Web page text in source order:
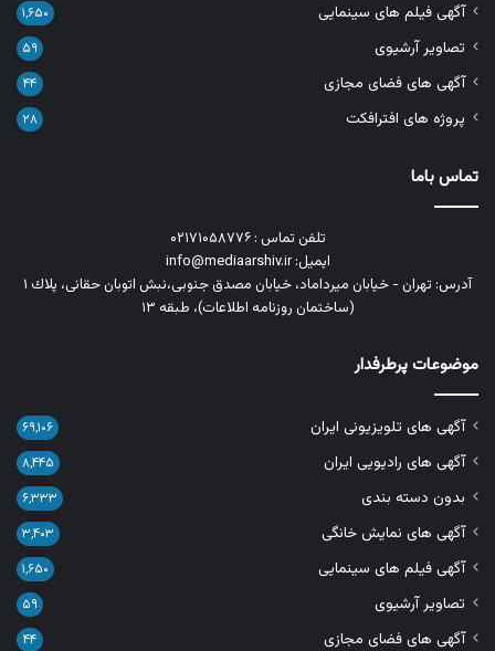
آگهی فیلم های سینمایی ۱,۶۵۰
تصاویر آرشیوی ۵۹
آگهی های فضای مجازی ۴۴
پروژه های افترافکت ۲۸
تماس باما
تلفن تماس : ۰۲۱۷۱۰۵۸۷۷۶
ایمیل: info@mediaarshiv.ir
آدرس: تهران - خیابان میرداماد، خیابان مصدق جنوبی،نبش اتوبان حقانی، پلاك ١
(ساختمان روزنامه اطلاعات)، طبقه ۱۳
موضوعات پرطرفدار
آگهی های تلویزیونی ایران ۶۹,۱۰۶
آگهی های رادیویی ایران ۸,۴۴۵
بدون دسته بندی ۶,۳۳۳
آگهی های نمایش خانگی ۳,۴۰۳
آگهی فیلم های سینمایی ۱,۶۵۰
تصاویر آرشیوی ۵۹
آگهی های فضای مجازی ۴۴